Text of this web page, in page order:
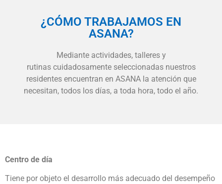
¿CÓMO TRABAJAMOS EN
ASANA?
Mediante actividades, talleres y
rutinas cuidadosamente seleccionadas nuestros
residentes encuentran en ASANA la atención que
necesitan, todos los días, a toda hora, todo el año.
Centro de día
Tiene por objeto el desarrollo más adecuado del desempeño